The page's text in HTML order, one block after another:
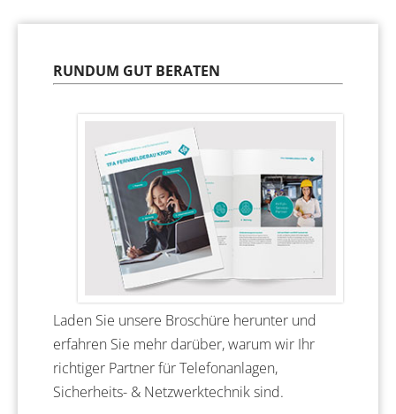
RUNDUM GUT BERATEN
Laden Sie unsere Broschüre herunter und
erfahren Sie mehr darüber, warum wir Ihr
richtiger Partner für Telefonanlagen,
Sicherheits- & Netzwerktechnik sind.